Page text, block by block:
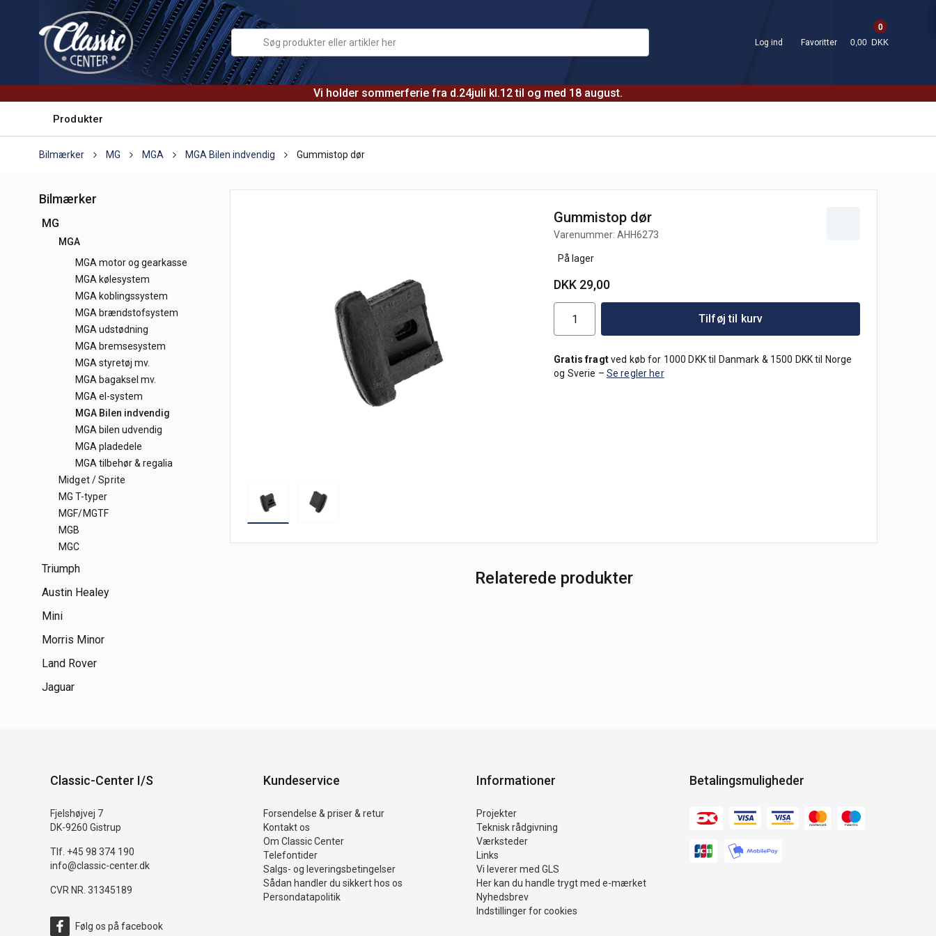
Vi holder sommerferie fra d.24juli kl.12 til og med 18 august.
Log ind Favoritter
0
0,00 DKK
Produkter
Bilmærker MG MGA MGA Bilen indvendig Gummistop dør
Bilmærker
MG
MGA
MGA motor og gearkasse
MGA kølesystem
MGA koblingssystem
MGA brændstofsystem
MGA udstødning
MGA bremsesystem
MGA styretøj mv.
MGA bagaksel mv.
MGA el-system
MGA Bilen indvendig
MGA bilen udvendig
MGA pladedele
MGA tilbehør & regalia
Midget / Sprite
MG T-typer
MGF/MGTF
MGB
MGC
Triumph
Austin Healey
Mini
Morris Minor
Land Rover
Jaguar
Gummistop dør
Varenummer:AHH6273
På lager
DKK 29,00
Tilføj til kurv
Gratis fragtved køb for 1000 DKK til Danmark & 1500 DKK til Norge
og Sverie – Se regler her
Relaterede produkter
Classic-Center I/S
Fjelshøjvej 7
DK-9260 Gistrup
Tlf. +45 98 374 190
info@classic-center.dk
CVR NR. 31345189
Følg os på facebook
Kundeservice
Forsendelse & priser & retur
Kontakt os
Om Classic Center
Telefontider
Salgs- og leveringsbetingelser
Sådan handler du sikkert hos os
Persondatapolitik
Informationer
Projekter
Teknisk rådgivning
Værksteder
Links
Vi leverer med GLS
Her kan du handle trygt med e-mærket
Nyhedsbrev
Indstillinger for cookies
Betalingsmuligheder